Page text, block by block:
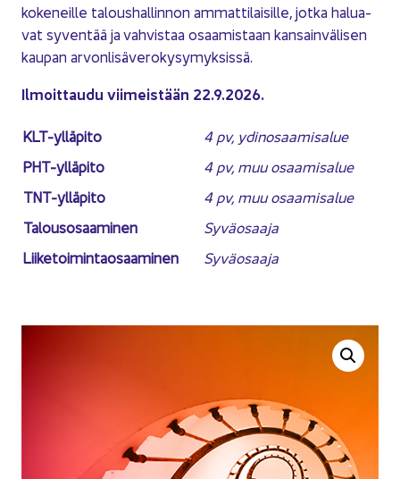
ko­ke­neil­le ta­lous­hal­lin­non am­mat­ti­lai­sil­le, jotka ha­lua­
vat sy­ven­tää ja vah­vis­taa osaa­mis­taan kan­sain­vä­li­sen
kau­pan ar­von­li­sä­ve­ro­ky­sy­myk­sis­sä.
Il­moit­tau­du vii­meis­tään 22.9.2026.
KLT-​ylläpito
4 pv, ydin­osaa­mi­sa­lue
PHT-​ylläpito
4 pv, muu osaa­mi­sa­lue
TNT-​ylläpito
4 pv, muu osaa­mi­sa­lue
Ta­lous­osaa­mi­nen
Sy­vä­osaa­ja
Lii­ke­toi­min­tao­saa­mi­nen
Sy­vä­osaa­ja